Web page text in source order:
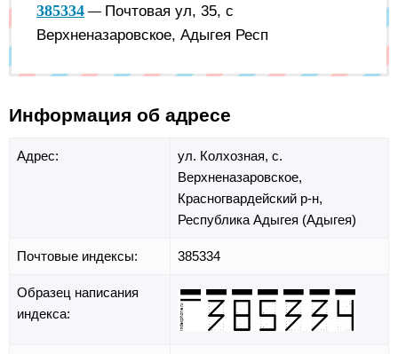
385334 — Почтовая ул, 35, с
Верхненазаровское, Адыгея Респ
Информация об адресе
Адрес: ул. Колхозная, с.
Верхненазаровское,
Красногвардейский р-н,
Республика Адыгея (Адыгея)
Почтовые индексы: 385334
Образец написания
индекса: